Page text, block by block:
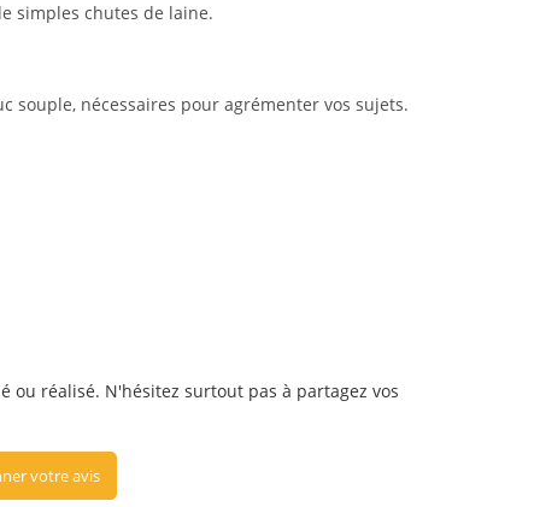
simples chutes de laine.
souple, nécessaires pour agrémenter vos sujets.
ou réalisé. N'hésitez surtout pas à partagez vos
votre avis